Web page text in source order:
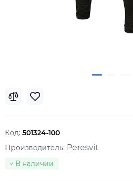
Код: 501324-100
Производитель: Peresvit
В наличии